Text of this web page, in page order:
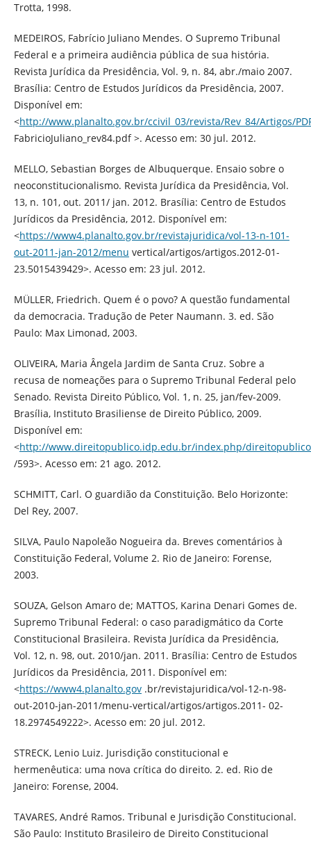
Trotta, 1998.
MEDEIROS, Fabrício Juliano Mendes. O Supremo Tribunal
Federal e a primeira audiência pública de sua história.
Revista Jurídica da Presidência, Vol. 9, n. 84, abr./maio 2007.
Brasília: Centro de Estudos Jurídicos da Presidência, 2007.
Disponível em:
<http://www.planalto.gov.br/ccivil_03/revista/Rev_84/Artigos/
FabricioJuliano_rev84.pdf >. Acesso em: 30 jul. 2012.
MELLO, Sebastian Borges de Albuquerque. Ensaio sobre o
neoconstitucionalismo. Revista Jurídica da Presidência, Vol.
13, n. 101, out. 2011/ jan. 2012. Brasília: Centro de Estudos
Jurídicos da Presidência, 2012. Disponível em:
<https://www4.planalto.gov.br/revistajuridica/vol-13-n-101-
out-2011-jan-2012/menu vertical/artigos/artigos.2012-01-
23.5015439429>. Acesso em: 23 jul. 2012.
MÜLLER, Friedrich. Quem é o povo? A questão fundamental
da democracia. Tradução de Peter Naumann. 3. ed. São
Paulo: Max Limonad, 2003.
OLIVEIRA, Maria Ângela Jardim de Santa Cruz. Sobre a
recusa de nomeações para o Supremo Tribunal Federal pelo
Senado. Revista Direito Público, Vol. 1, n. 25, jan/fev-2009.
Brasília, Instituto Brasiliense de Direito Público, 2009.
Disponível em:
<http://www.direitopublico.idp.edu.br/index.php/
/593>. Acesso em: 21 ago. 2012.
SCHMITT, Carl. O guardião da Constituição. Belo Horizonte:
Del Rey, 2007.
SILVA, Paulo Napoleão Nogueira da. Breves comentários à
Constituição Federal, Volume 2. Rio de Janeiro: Forense,
2003.
SOUZA, Gelson Amaro de; MATTOS, Karina Denari Gomes de.
Supremo Tribunal Federal: o caso paradigmático da Corte
Constitucional Brasileira. Revista Jurídica da Presidência,
Vol. 12, n. 98, out. 2010/jan. 2011. Brasília: Centro de Estudos
Jurídicos da Presidência, 2011. Disponível em:
<https://www4.planalto.gov.br/revistajuridica/vol-12-n-98-
out-2010-jan-2011/menu-vertical/artigos/artigos.2011- 02-
18.2974549222>. Acesso em: 20 jul. 2012.
STRECK, Lenio Luiz. Jurisdição constitucional e
hermenêutica: uma nova crítica do direito. 2. ed. Rio de
Janeiro: Forense, 2004.
TAVARES, André Ramos. Tribunal e Jurisdição Constitucional.
São Paulo: Instituto Brasileiro de Direito Constitucional